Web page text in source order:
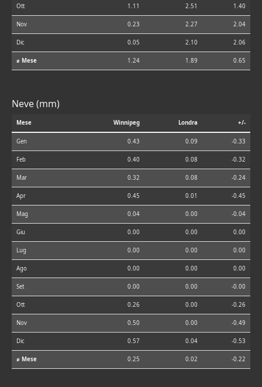
Ott 1.11 2.51 1.40
Nov 0.23 2.27 2.04
Dic 0.05 2.10 2.06
⌀ Mese 1.24 1.89 0.65
Neve (mm)
Mese Winnipeg Londra +/-
Gen 0.43 0.09 -0.33
Feb 0.40 0.08 -0.32
Mar 0.32 0.08 -0.24
Apr 0.45 0.01 -0.45
Mag 0.04 0.00 -0.04
Giu 0.00 0.00 0.00
Lug 0.00 0.00 0.00
Ago 0.00 0.00 0.00
Set 0.00 0.00 -0.00
Ott 0.26 0.00 -0.26
Nov 0.50 0.00 -0.49
Dic 0.57 0.04 -0.53
⌀ Mese 0.25 0.02 -0.22